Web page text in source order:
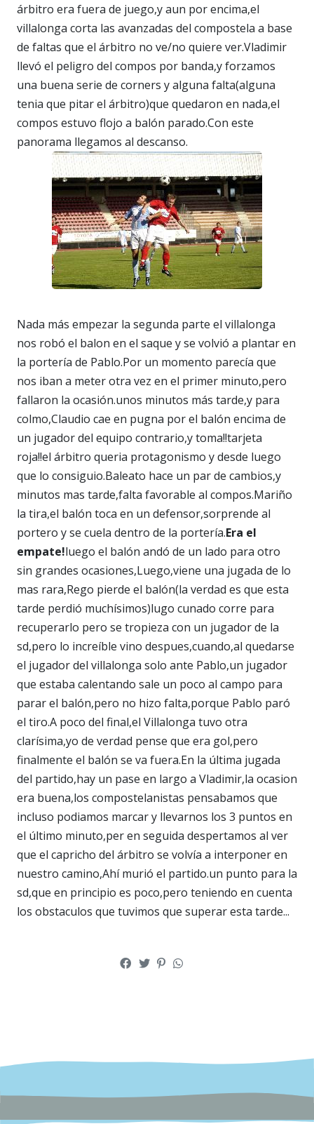
árbitro era fuera de juego,y aun por encima,el
villalonga corta las avanzadas del compostela a base
de faltas que el árbitro no ve/no quiere ver.Vladimir
llevó el peligro del compos por banda,y forzamos
una buena serie de corners y alguna falta(alguna
tenia que pitar el árbitro)que quedaron en nada,el
compos estuvo flojo a balón parado.Con este
panorama llegamos al descanso.
Nada más empezar la segunda parte el villalonga
nos robó el balon en el saque y se volvió a plantar en
la portería de Pablo.Por un momento parecía que
nos iban a meter otra vez en el primer minuto,pero
fallaron la ocasión.unos minutos más tarde,y para
colmo,Claudio cae en pugna por el balón encima de
un jugador del equipo contrario,y toma!!tarjeta
roja!!el árbitro queria protagonismo y desde luego
que lo consiguio.Baleato hace un par de cambios,y
minutos mas tarde,falta favorable al compos.Mariño
la tira,el balón toca en un defensor,sorprende al
portero y se cuela dentro de la portería.Era el
empate!luego el balón andó de un lado para otro
sin grandes ocasiones,Luego,viene una jugada de lo
mas rara,Rego pierde el balón(la verdad es que esta
tarde perdió muchísimos)lugo cunado corre para
recuperarlo pero se tropieza con un jugador de la
sd,pero lo increíble vino despues,cuando,al quedarse
el jugador del villalonga solo ante Pablo,un jugador
que estaba calentando sale un poco al campo para
parar el balón,pero no hizo falta,porque Pablo paró
el tiro.A poco del final,el Villalonga tuvo otra
clarísima,yo de verdad pense que era gol,pero
finalmente el balón se va fuera.En la última jugada
del partido,hay un pase en largo a Vladimir,la ocasion
era buena,los compostelanistas pensabamos que
incluso podiamos marcar y llevarnos los 3 puntos en
el último minuto,per en seguida despertamos al ver
que el capricho del árbitro se volvía a interponer en
nuestro camino,Ahí murió el partido.un punto para la
sd,que en principio es poco,pero teniendo en cuenta
los obstaculos que tuvimos que superar esta tarde...